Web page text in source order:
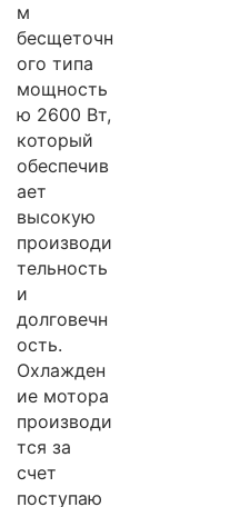
м
бесщеточн
ого типа
мощность
ю 2600 Вт,
который
обеспечив
ает
высокую
производи
тельность
и
долговечн
ость.
Охлажден
ие мотора
производи
тся за
счет
поступаю